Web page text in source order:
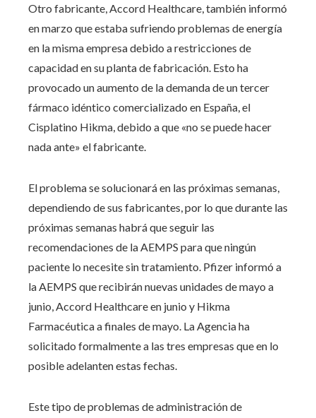
Otro fabricante, Accord Healthcare, también informó
en marzo que estaba sufriendo problemas de energía
en la misma empresa debido a restricciones de
capacidad en su planta de fabricación. Esto ha
provocado un aumento de la demanda de un tercer
fármaco idéntico comercializado en España, el
Cisplatino Hikma, debido a que «no se puede hacer
nada ante» el fabricante.
El problema se solucionará en las próximas semanas,
dependiendo de sus fabricantes, por lo que durante las
próximas semanas habrá que seguir las
recomendaciones de la AEMPS para que ningún
paciente lo necesite sin tratamiento. Pfizer informó a
la AEMPS que recibirán nuevas unidades de mayo a
junio, Accord Healthcare en junio y Hikma
Farmacéutica a finales de mayo. La Agencia ha
solicitado formalmente a las tres empresas que en lo
posible adelanten estas fechas.
Este tipo de problemas de administración de